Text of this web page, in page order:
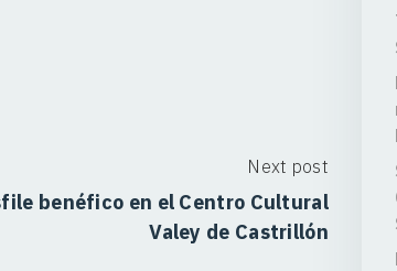
Next post
benéfico en el Centro Cultural
Valey de Castrillón